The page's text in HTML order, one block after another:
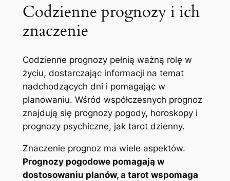
Codzienne prognozy i ich
znaczenie
Codzienne prognozy pełnią ważną rolę w
życiu, dostarczając informacji na temat
nadchodzących dni i pomagając w
planowaniu. Wśród współczesnych prognoz
znajdują się prognozy pogody, horoskopy i
prognozy psychiczne, jak tarot dzienny.
Znaczenie prognoz ma wiele aspektów.
Prognozy pogodowe pomagają w
dostosowaniu planów, a tarot wspomaga